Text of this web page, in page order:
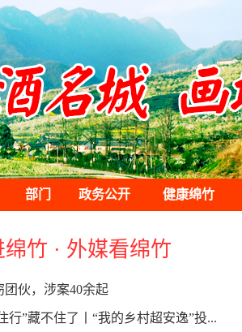
部门 政务公开 健康绵竹
绵竹 · 外媒看绵竹
团伙，涉案40余起
行”藏不住了丨“我的乡村超安逸”投...